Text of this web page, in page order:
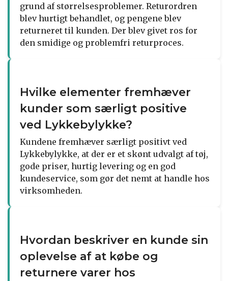
grund af størrelsesproblemer. Returordren
blev hurtigt behandlet, og pengene blev
returneret til kunden. Der blev givet ros for
den smidige og problemfri returproces.
Hvilke elementer fremhæver
kunder som særligt positive
ved Lykkebylykke?
Kundene fremhæver særligt positivt ved
Lykkebylykke, at der er et skønt udvalgt af tøj,
gode priser, hurtig levering og en god
kundeservice, som gør det nemt at handle hos
virksomheden.
Hvordan beskriver en kunde sin
oplevelse af at købe og
returnere varer hos